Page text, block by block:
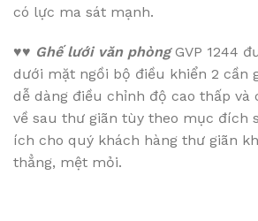
có lực ma sát mạnh.
♥♥ Ghế lưới văn phòngGVP 1244
dưới mặt ngồi bộ điều khiển 2 cần
dễ dàng điều chỉnh độ cao thấp và
về sau thư giãn tùy theo mục đích
ích cho quý khách hàng thư giãn
thẳng, mệt mỏi.